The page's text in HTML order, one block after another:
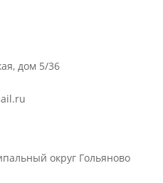
дом 5/36
округ Гольяново